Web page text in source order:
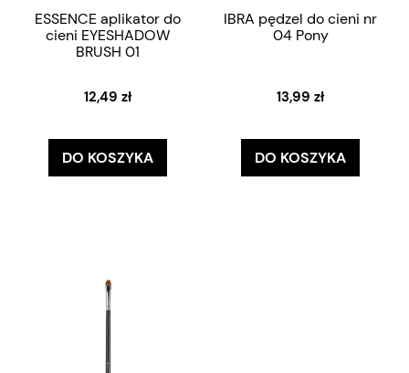
ESSENCE aplikator do
cieni EYESHADOW
BRUSH 01
12,49 zł
DO KOSZYKA
IBRA pędzel do cieni nr
04 Pony
13,99 zł
DO KOSZYKA